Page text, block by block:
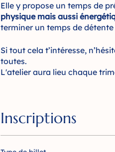
Elle y propose un temps de
physique mais aussi
terminer un temps de détente
Si tout cela t’intéresse,
toutes.
L'atelier aura lieu chaque
Je suis sage femme et
Inscriptions